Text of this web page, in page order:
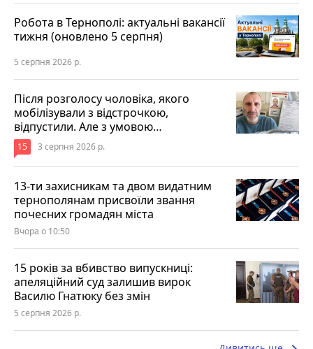
Робота в Тернополі: актуальні вакансії
тижня (оновлено 5 серпня)
5 серпня 2026 р.
Після розголосу чоловіка, якого
мобілізували з відстрочкою,
відпустили. Але з умовою…
15 3 серпня 2026 р.
13-ти захисникам та двом видатним
тернополянам присвоїли звання
почесних громадян міста
Вчора о 10:50
15 років за вбивство випускниці:
апеляційний суд залишив вирок
Василю Гнатюку без змін
5 серпня 2026 р.